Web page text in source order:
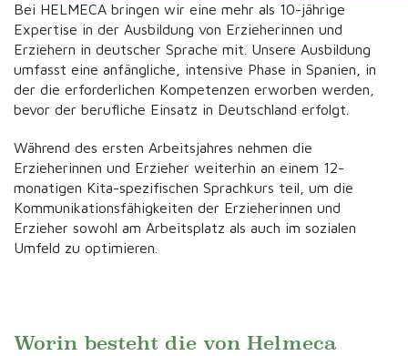
Bei HELMECA bringen wir eine mehr als 10-jährige
Expertise in der Ausbildung von Erzieherinnen und
Erziehern in deutscher Sprache mit. Unsere Ausbildung
umfasst eine anfängliche, intensive Phase in Spanien, in
der die erforderlichen Kompetenzen erworben werden,
bevor der berufliche Einsatz in Deutschland erfolgt.
Während des ersten Arbeitsjahres nehmen die
Erzieherinnen und Erzieher weiterhin an einem 12-
monatigen Kita-spezifischen Sprachkurs teil, um die
Kommunikationsfähigkeiten der Erzieherinnen und
Erzieher sowohl am Arbeitsplatz als auch im sozialen
Umfeld zu optimieren.
Worin besteht die von Helmeca